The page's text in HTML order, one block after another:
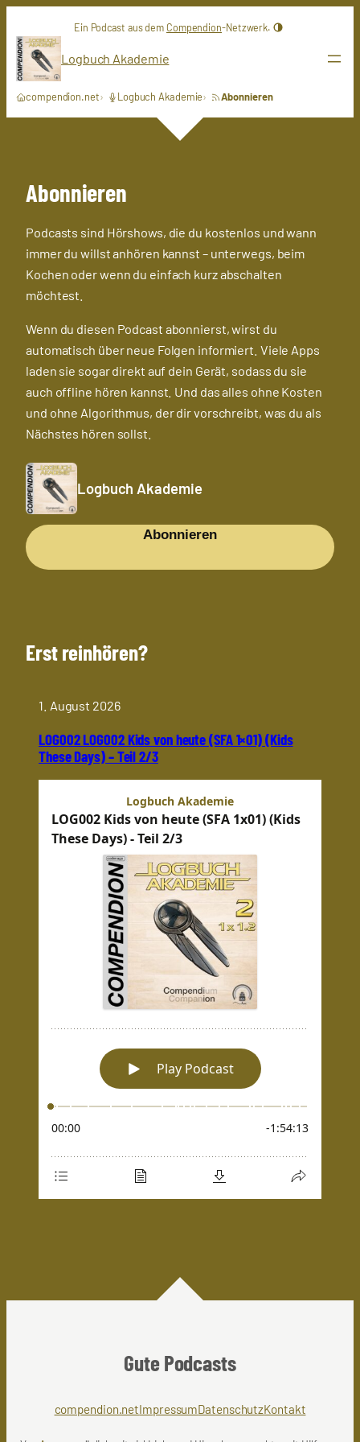
Inhalt
springen
Ein Podcast aus dem Compendion-Netzwerk.
Logbuch Akademie
compendion.net Logbuch Akademie Abonnieren
Abonnieren
Podcasts sind Hörshows, die du kostenlos und wann
immer du willst anhören kannst – unterwegs, beim
Kochen oder wenn du einfach kurz abschalten
möchtest.
Wenn du diesen Podcast abonnierst, wirst du
automatisch über neue Folgen informiert. Viele Apps
laden sie sogar direkt auf dein Gerät, sodass du sie
auch offline hören kannst. Und das alles ohne Kosten
und ohne Algorithmus, der dir vorschreibt, was du als
Nächstes hören sollst.
Logbuch Akademie
Abonnieren
Erst reinhören?
1. August 2026
LOG002 LOG002 Kids von heute (SFA 1×01) (Kids
These Days) – Teil 2/3
Gute Podcasts
compendion.netImpressumDatenschutzKontakt